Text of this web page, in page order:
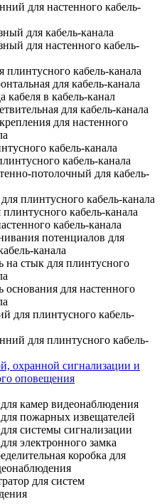
для настенного кабель-
для кабель-канала
для настенного кабель-
плинтусного кабель-канала
для кабель-канала
кабеля в кабель-канал
для кабель-канала
для настенного
кабель-канала
кабель-канала
потолочный для кабель-
плинтусного кабель-канала
кабель-канала
кабель-канала
потенциалов для
канала
на стык для плинтусного
основания для настенного
для плинтусного кабель-
для плинтусного кабель-
охранной сигнализации и
оповещения
камер видеонаблюдения
пожарных извещателей
системы сигнализации
электронного замка
коробка для
для систем